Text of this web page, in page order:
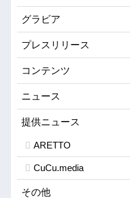
グラビア
プレスリリース
コンテンツ
ニュース
提供ニュース
ARETTO
CuCu.media
その他